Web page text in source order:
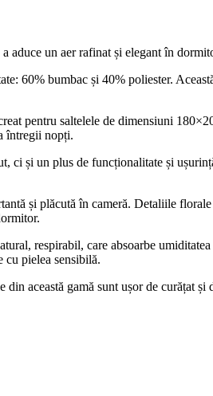
aduce un aer rafinat și elegant în
60% bumbac și 40% poliester.
pentru saltelele de dimensiuni
întregii nopți.
ci și un plus de funcționalitate și
și plăcută în cameră. Detaliile
respirabil, care absoarbe
cu pielea sensibilă.
această gamă sunt ușor de curățat